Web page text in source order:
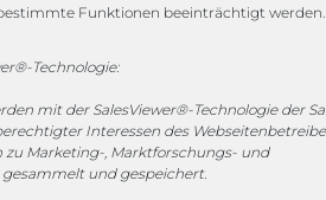
Funktionen beeinträchtigt werden.
Technologie:
mit der SalesViewer®-Technologie der
Interessen des
zu Marketing-, Marktforschungs- und
und gespeichert.
Channels
+49 2173 265 06 0
Mo. - Do. 08:00 -